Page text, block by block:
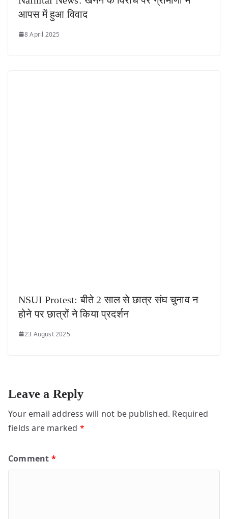
आपस में हुआ विवाद
8 April 2025
NSUI Protest: बीते 2 साल से छात्र संघ चुनाव न
होने पर छात्रों ने किया प्रदर्शन
23 August 2025
Leave a Reply
Your email address will not be published. Required
fields are marked *
Comment *